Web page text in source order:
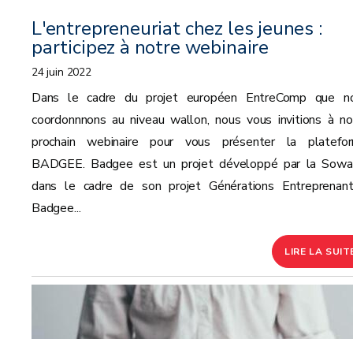
L'entrepreneuriat chez les jeunes :
participez à notre webinaire
24 juin 2022
Dans le cadre du projet européen EntreComp que
coordonnnons au niveau wallon, nous vous invitions à
prochain webinaire pour vous présenter la
BADGEE. Badgee est un projet développé par la
dans le cadre de son projet Générations
Badgee...
LIRE LA